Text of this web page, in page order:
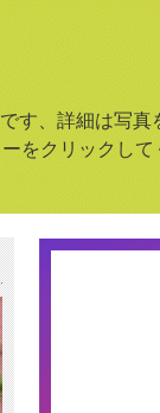
す、詳細は写
をクリックして